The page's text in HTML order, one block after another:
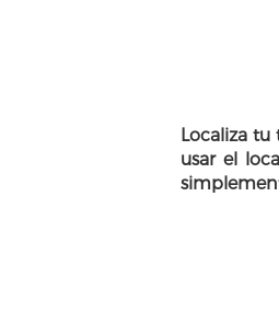
Localiza tu
usar el